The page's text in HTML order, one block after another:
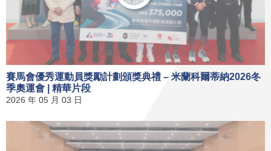
賽馬會優秀運動員獎勵計劃頒獎典禮 – 米蘭科爾蒂納2026冬
季奧運會 | 精華片段
2026 年 05 月 03 日